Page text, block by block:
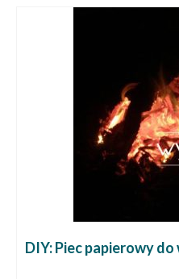
DIY: Piec papierowy do